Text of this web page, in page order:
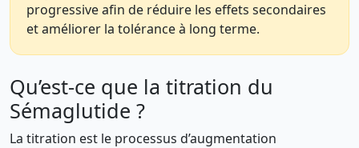
progressive afin de réduire les effets secondaires
et améliorer la tolérance à long terme.
Qu’est-ce que la titration du
Sémaglutide ?
La titration est le processus d’augmentation